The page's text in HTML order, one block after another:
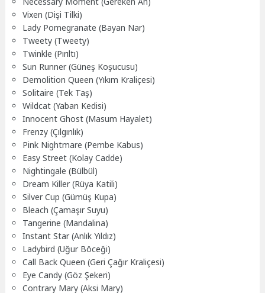
Vixen (Dişi Tilki)
Lady Pomegranate (Bayan Nar)
Tweety (Tweety)
Twinkle (Pırıltı)
Sun Runner (Güneş Koşucusu)
Demolition Queen (Yıkım Kraliçesi)
Solitaire (Tek Taş)
Wildcat (Yaban Kedisi)
Innocent Ghost (Masum Hayalet)
Frenzy (Çılgınlık)
Pink Nightmare (Pembe Kabus)
Easy Street (Kolay Cadde)
Nightingale (Bülbül)
Dream Killer (Rüya Katili)
Silver Cup (Gümüş Kupa)
Bleach (Çamaşır Suyu)
Tangerine (Mandalina)
Instant Star (Anlık Yıldız)
Ladybird (Uğur Böceği)
Call Back Queen (Geri Çağır Kraliçesi)
Eye Candy (Göz Şekeri)
Contrary Mary (Aksi Mary)